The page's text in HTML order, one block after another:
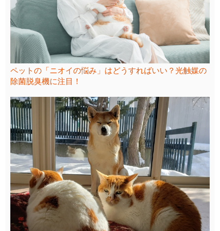
ペットの「ニオイの悩み」はどうすればいい？光触媒の
除菌脱臭機に注目！